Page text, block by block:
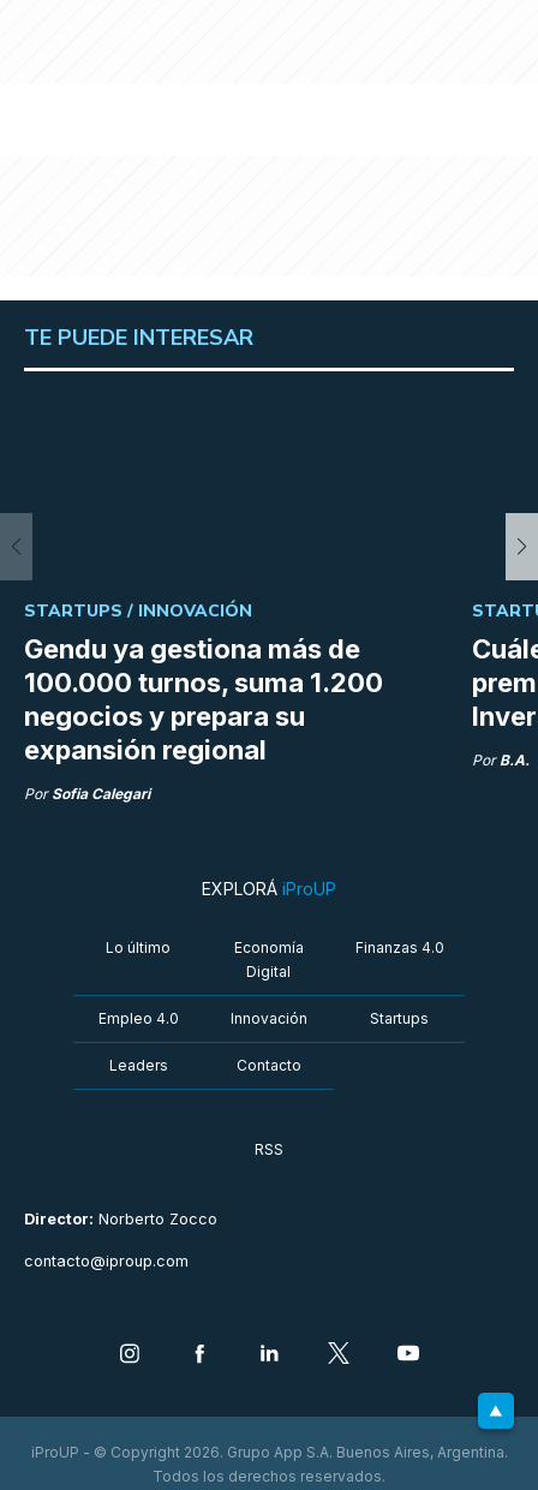
TE PUEDE INTERESAR
Gendu ya gestiona más de
100.000 turnos, suma 1.200
negocios y prepara su
expansión regional
STARTUPS / INNOVACIÓN
Por Sofia Calegari
Por B.A.
Director: Norberto Zocco
contacto@iproup.com
EXPLORÁ iProUP
Lo último
Economía
Digital
Finanzas 4.0
Empleo 4.0 Innovación Startups
Leaders Contacto
RSS
iProUP - © Copyright 2026. Grupo App S.A. Buenos Aires, Argentina.
Todos los derechos reservados.